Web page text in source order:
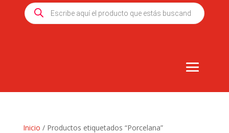
Products
search
Inicio / Productos etiquetados “Porcelana”